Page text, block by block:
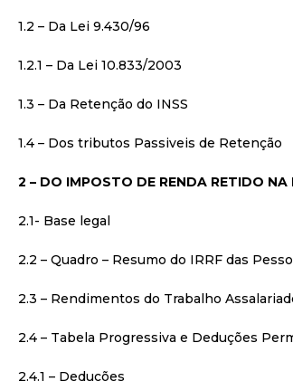
1.2 – Da Lei 9.430/96
1.2.1 – Da Lei 10.833/2003
1.3 – Da Retenção do INSS
1.4 – Dos tributos Passiveis de Retenção
2 – DO IMPOSTO DE RENDA RETIDO
2.1- Base legal
2.2 – Quadro – Resumo do IRRF das
2.3 – Rendimentos do Trabalho
2.4 – Tabela Progressiva e Deduções
2.4.1 – Deduções